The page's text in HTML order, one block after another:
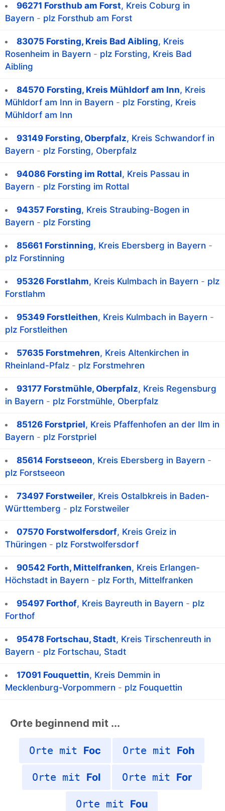
96271 Forsthub am Forst, Kreis Coburg in
Bayern - plz Forsthub am Forst
83075 Forsting, Kreis Bad Aibling, Kreis
Rosenheim in Bayern - plz Forsting, Kreis Bad
Aibling
84570 Forsting, Kreis Mühldorf am Inn, Kreis
Mühldorf am Inn in Bayern - plz Forsting, Kreis
Mühldorf am Inn
93149 Forsting, Oberpfalz, Kreis Schwandorf in
Bayern - plz Forsting, Oberpfalz
94086 Forsting im Rottal, Kreis Passau in
Bayern - plz Forsting im Rottal
94357 Forsting, Kreis Straubing-Bogen in
Bayern - plz Forsting
85661 Forstinning, Kreis Ebersberg in Bayern -
plz Forstinning
95326 Forstlahm, Kreis Kulmbach in Bayern - plz
Forstlahm
95349 Forstleithen, Kreis Kulmbach in Bayern -
plz Forstleithen
57635 Forstmehren, Kreis Altenkirchen in
Rheinland-Pfalz - plz Forstmehren
93177 Forstmühle, Oberpfalz, Kreis Regensburg
in Bayern - plz Forstmühle, Oberpfalz
85126 Forstpriel, Kreis Pfaffenhofen an der Ilm in
Bayern - plz Forstpriel
85614 Forstseeon, Kreis Ebersberg in Bayern -
plz Forstseeon
73497 Forstweiler, Kreis Ostalbkreis in Baden-
Württemberg - plz Forstweiler
07570 Forstwolfersdorf, Kreis Greiz in
Thüringen - plz Forstwolfersdorf
90542 Forth, Mittelfranken, Kreis Erlangen-
Höchstadt in Bayern - plz Forth, Mittelfranken
95497 Forthof, Kreis Bayreuth in Bayern - plz
Forthof
95478 Fortschau, Stadt, Kreis Tirschenreuth in
Bayern - plz Fortschau, Stadt
17091 Fouquettin, Kreis Demmin in
Mecklenburg-Vorpommern - plz Fouquettin
Orte beginnend mit ...
Orte mit Foc Orte mit Foh
Orte mit Fol Orte mit For
Orte mit Fou